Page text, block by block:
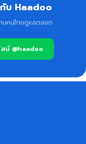
บ Haadoo
นคนไทยดูแลตลอด
น์ @haadoo